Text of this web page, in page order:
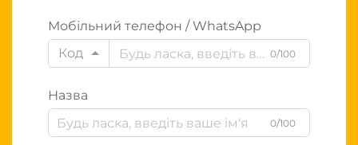
Мобільний телефон / WhatsApp
Код
0/100
Назва
0/100